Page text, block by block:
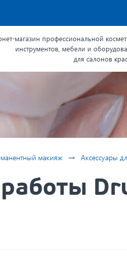
магазин профессиональной
инструментов, мебели и
для салонов
макияж → Аксессуары